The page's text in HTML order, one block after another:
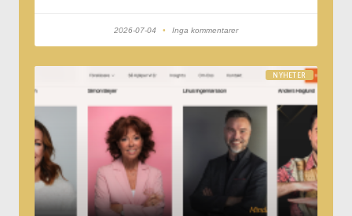
2026-07-04 Inga kommentarer
NYHETER